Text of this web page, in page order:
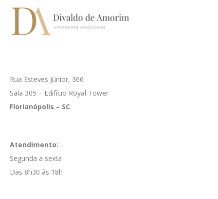
Rua Esteves Júnior, 366
Sala 305 – Edifício Royal Tower
Florianópolis – SC
Atendimento:
Segunda a sexta
Das 8h30 às 18h